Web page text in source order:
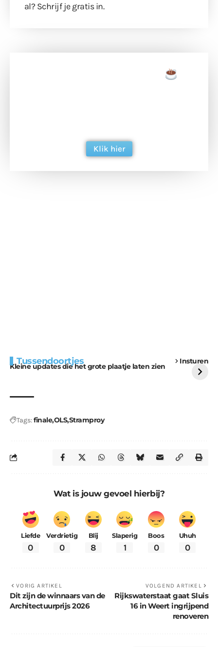
al? Schrijf je gratis in.
Klik hier
Tussendoortjes Insturen
Kleine updates die het grote plaatje laten zien
voor kabouters
uitdaging
Tags:finaleOLSStramproy
Wat is jouw gevoel hierbij?
Liefde
0
Verdrietig
0
Blij
8
Slaperig
1
Boos
0
Uhuh
0
VORIG ARTIKEL
Dit zijn de winnaars van de
Architectuurprijs 2026
VOLGEND ARTIKEL
Rijkswaterstaat gaat Sluis
16 in Weert ingrijpend
renoveren